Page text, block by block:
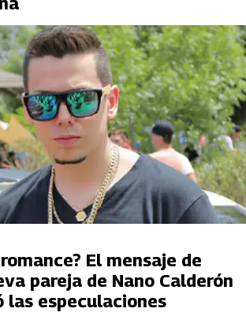
El mensaje de
pareja de Nano Calderón
las especulaciones